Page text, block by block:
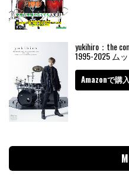
yukihiro：the
1995-2025 ム
Amazonで購